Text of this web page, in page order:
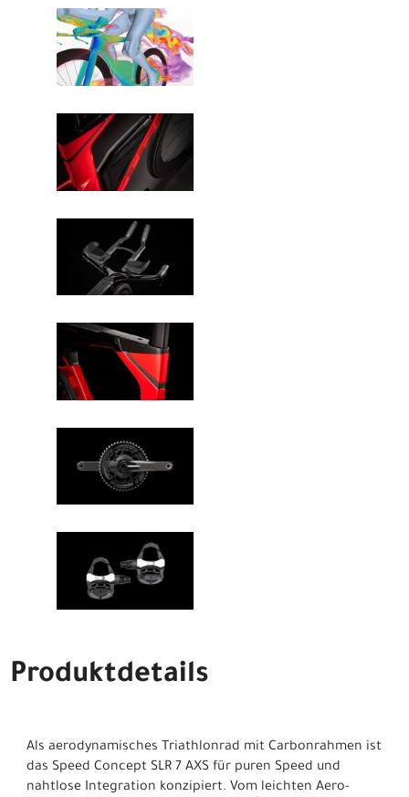
Produktdetails
Als aerodynamisches Triathlonrad mit Carbonrahmen ist
das Speed Concept SLR 7 AXS für puren Speed und
nahtlose Integration konzipiert. Vom leichten Aero-